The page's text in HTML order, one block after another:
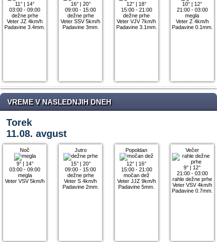
11° | 14°
03:00 - 09:00
dežne prhe
Veter JZ 4km/h
Padavine 3.4mm.
16°| 20°
09:00 - 15:00
dežne prhe
Veter SSV 5km/h
Padavine 3mm.
12° | 18°
15:00 - 21:00
dežne prhe
Veter VJV 7km/h
Padavine 3.1mm.
10° | 12°
21:00 - 03:00
megla
Veter Z 4km/h
Padavine 0.1mm.
VREME V NASLEDNJIH DNEH
Torek
11.08. avgust
Noč
9°| 14°
03:00 - 09:00
megla
Veter VSV 5km/h
Jutro
15°| 20°
09:00 - 15:00
dežne prhe
Veter S 4km/h
Padavine 2mm.
Popoldan
12° | 16°
15:00 - 21:00
močan dež
Veter JJZ 9km/h
Padavine 5mm.
Večer
9° | 12°
21:00 - 03:00
rahle dežne prhe
Veter VSV 4km/h
Padavine 0.7mm.